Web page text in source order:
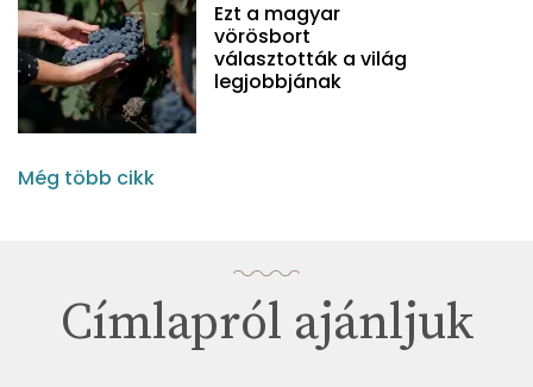
Ezt a magyar
vörösbort
választották a világ
legjobbjának
Még több cikk
Címlapról ajánljuk